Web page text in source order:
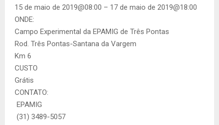
15 de maio de 2019@08:00 – 17 de maio de 2019@18:00
ONDE:
Campo Experimental da EPAMIG de Três Pontas
Rod. Três Pontas-Santana da Vargem
Km 6
CUSTO
Grátis
CONTATO:
EPAMIG
(31) 3489-5057